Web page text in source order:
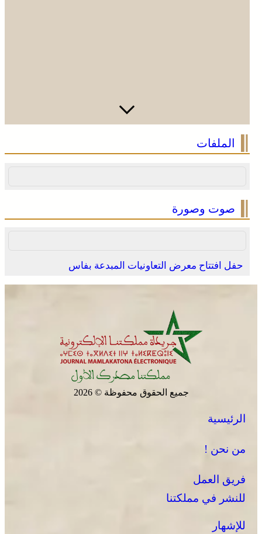
الملفات
صوت وصورة
حفل افتتاح معرض التعاونيات المبدعة بفاس
جميع الحقوق محفوظة © 2026
الرئيسية
من نحن !
فريق العمل
للنشر في مملكتنا
للإشهار